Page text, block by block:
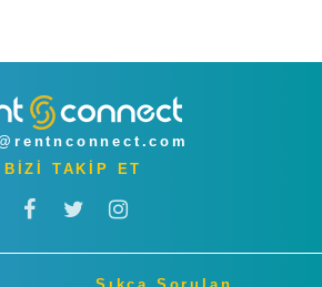
BİZİ TAKİP ET